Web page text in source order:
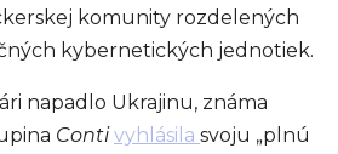
komunity rozdelených
kybernetických jednotiek.
napadlo Ukrajinu, známa
Conti vyhlásila svoju „plnú